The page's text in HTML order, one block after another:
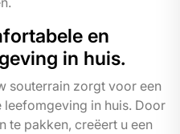
en
in huis.
souterrain zorgt voor een
in huis. Door
te pakken, creëert u een